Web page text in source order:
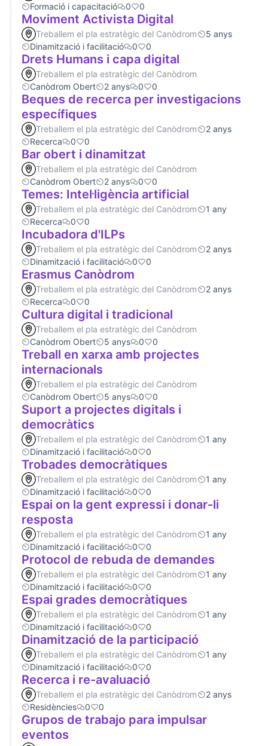
Formació i capacitació
0 0
Moviment Activista Digital
Treballem el pla estratègic del Canòdrom
5 anys
Dinamització i facilitació
0 0
Drets Humans i capa digital
Treballem el pla estratègic del Canòdrom
Canòdrom Obert
2 anys 0 0
Beques de recerca per investigacions
específiques
Treballem el pla estratègic del Canòdrom
2 anys
Recerca
0 0
Bar obert i dinamitzat
Treballem el pla estratègic del Canòdrom
Canòdrom Obert
2 anys 0 0
Temes: Intel·ligència artificial
Treballem el pla estratègic del Canòdrom
1 any
Recerca
0 0
Incubadora d'ILPs
Treballem el pla estratègic del Canòdrom
2 anys
Dinamització i facilitació
0 0
Erasmus Canòdrom
Treballem el pla estratègic del Canòdrom
2 anys
Recerca
0 0
Cultura digital i tradicional
Treballem el pla estratègic del Canòdrom
Canòdrom Obert
5 anys 0 0
Treball en xarxa amb projectes
internacionals
Treballem el pla estratègic del Canòdrom
Canòdrom Obert
5 anys 0 0
Suport a projectes digitals i
democràtics
Treballem el pla estratègic del Canòdrom
1 any
Dinamització i facilitació
0 0
Trobades democràtiques
Treballem el pla estratègic del Canòdrom
1 any
Dinamització i facilitació
0 0
Espai on la gent expressi i donar-li
resposta
Treballem el pla estratègic del Canòdrom
1 any
Dinamització i facilitació
0 0
Protocol de rebuda de demandes
Treballem el pla estratègic del Canòdrom
1 any
Dinamització i facilitació
0 0
Espai grades democràtiques
Treballem el pla estratègic del Canòdrom
1 any
Dinamització i facilitació
0 0
Dinamització de la participació
Treballem el pla estratègic del Canòdrom
1 any
Dinamització i facilitació
0 0
Recerca i re-avaluació
Treballem el pla estratègic del Canòdrom
2 anys
Residències
0 0
Grupos de trabajo para impulsar
eventos